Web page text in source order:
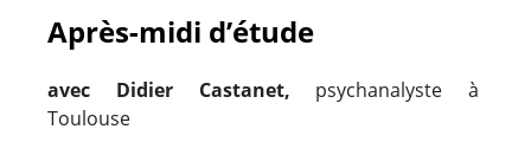
Après-midi d’étude
avec Didier Castanet, psychanalyste à
Toulouse